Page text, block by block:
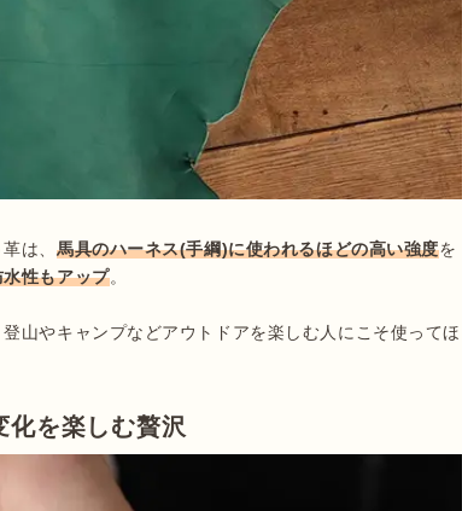
は、 馬具のハーネス(手綱)に使われるほどの高い強度を
性もアップ。
山やキャンプなどアウトドアを楽しむ人にこそ使ってほ
化を楽しむ贅沢